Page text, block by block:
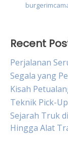
Recent
Perjalanan
Segala yang
Kisah
Teknik Pick-
Sejarah Truk
Hingga Alat